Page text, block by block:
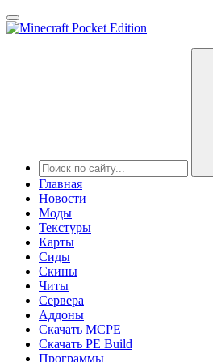
Главная
Новости
Моды
Текстуры
Карты
Сиды
Cкины
Читы
Сервера
Аддоны
Скачать MCPE
Скачать PE Build
Программы